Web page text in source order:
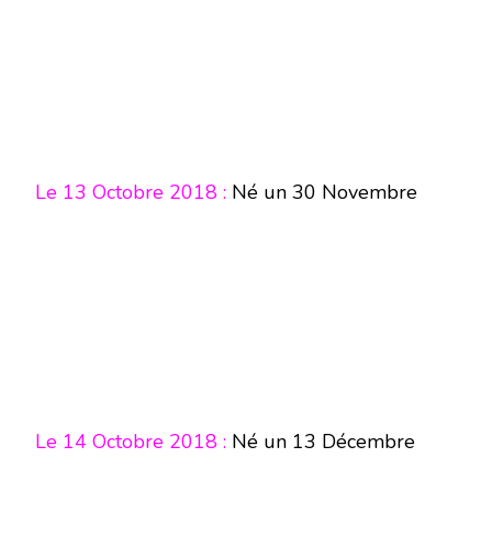
Le 13 Octobre 2018 : Né un 30 Novembre
Le 14 Octobre 2018 : Né un 13 Décembre